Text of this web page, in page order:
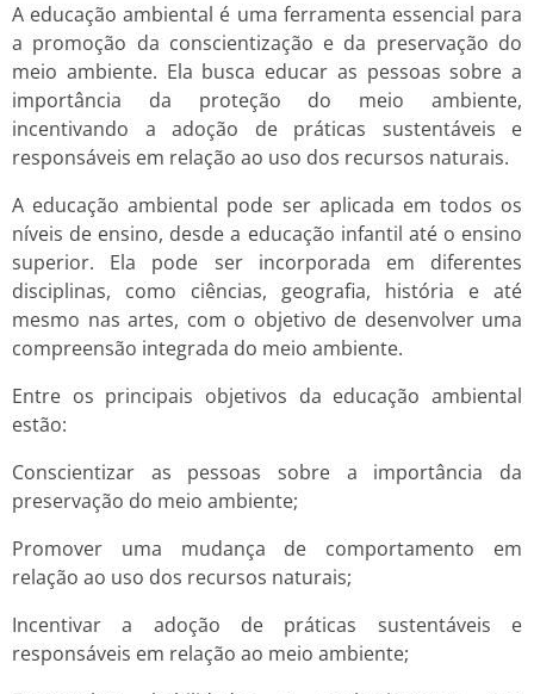
A educação ambiental é uma ferramenta essencial para
a promoção da conscientização e da preservação do
meio ambiente. Ela busca educar as pessoas sobre a
importância da proteção do meio ambiente,
incentivando a adoção de práticas sustentáveis e
responsáveis em relação ao uso dos recursos naturais.
A educação ambiental pode ser aplicada em todos os
níveis de ensino, desde a educação infantil até o ensino
superior. Ela pode ser incorporada em diferentes
disciplinas, como ciências, geografia, história e até
mesmo nas artes, com o objetivo de desenvolver uma
compreensão integrada do meio ambiente.
Entre os principais objetivos da educação ambiental
estão:
Conscientizar as pessoas sobre a importância da
preservação do meio ambiente;
Promover uma mudança de comportamento em
relação ao uso dos recursos naturais;
Incentivar a adoção de práticas sustentáveis e
responsáveis em relação ao meio ambiente;